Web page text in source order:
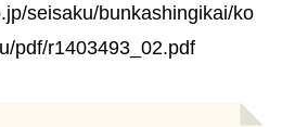
seisaku/bunkashingikai/ko
pdf/r1403493_02.pdf